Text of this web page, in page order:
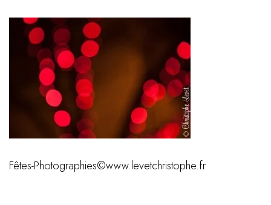
Fêtes-Photographies©www.levetchristophe.fr